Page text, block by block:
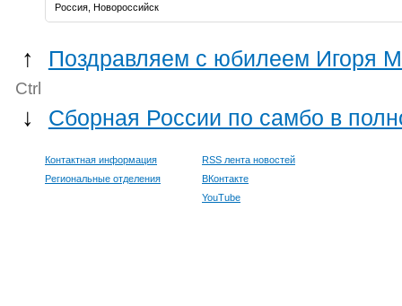
Россия, Новороссийск
↑ Поздравляем с юбилеем Игоря
Ctrl
↓ Сборная России по самбо в
Контактная информация
Региональные отделения
RSS лента новостей
ВКонтакте
YouTube